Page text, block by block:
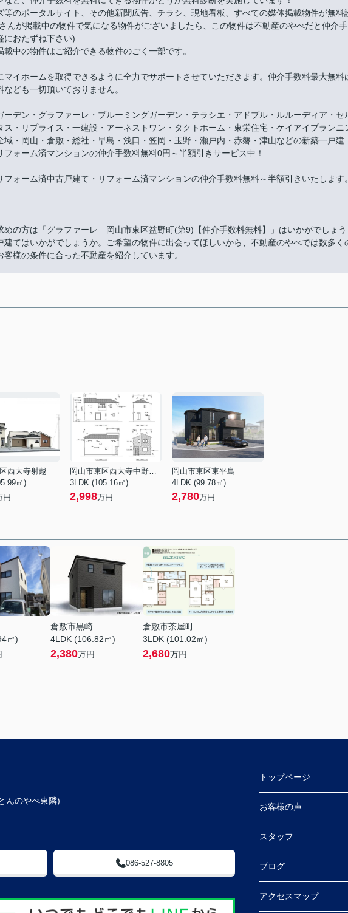
等のポータルサイト、その他新聞広告、チラシ、現地看板、すべての媒体掲載物件が無料
んが掲載中の物件で気になる物件がございましたら、この物件は不動産のやべだと仲介手
におたずね下さい)
中の物件はご紹介できる物件のごく一部です。
マイホームを取得できるように全力でサポートさせていただきます。仲介手数料最大無料
ども一切頂いておりません。
ーデン・グラファーレ・ブルーミングガーデン・テラシエ・アドブル・ルルーディア・セ
ス・リプライス・一建設・アーネストワン・タクトホーム・東栄住宅・ケイアイプランニ
域・岡山・倉敷・総社・早島・浅口・笠岡・玉野・瀬戸内・赤磐・津山などの新築一戸建
ォーム済マンションの仲介手数料無料0円～半額引きサービス中！
フォーム済中古戸建て・リフォーム済マンションの仲介手数料無料～半額引きいたします
めの方は「グラファーレ 岡山市東区益野町(第9)【仲介手数料無料】」はいかがでしょう
てはいかがでしょうか。ご希望の物件に出会ってほしいから、不動産のやべでは数多く
様の条件に合った不動産を紹介しています。
西大寺射越
㎡)
円
3LDK (105.16㎡)
2,998万円
岡山市東区東平島
4LDK (99.78㎡)
2,780万円
㎡)
倉敷市黒崎
4LDK (106.82㎡)
2,380万円
倉敷市茶屋町
3LDK (101.02㎡)
2,680万円
町10−11 (ふとんのやべ東隣)
086-527-8805
トップページ
お客様の声
スタッフ
ブログ
アクセスマップ